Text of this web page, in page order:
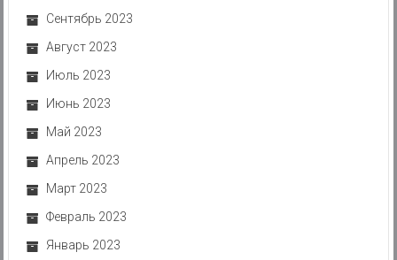
Сентябрь 2023
Август 2023
Июль 2023
Июнь 2023
Май 2023
Апрель 2023
Март 2023
Февраль 2023
Январь 2023